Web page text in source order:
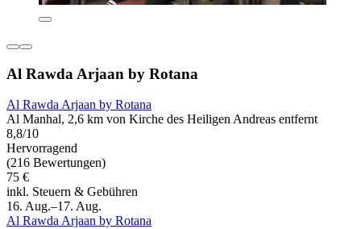
Al Rawda Arjaan by Rotana
Al Rawda Arjaan by Rotana
Al Manhal, 2,6 km von Kirche des Heiligen Andreas entfernt
8,8/10
Hervorragend
(216 Bewertungen)
75 €
inkl. Steuern & Gebühren
16. Aug.–17. Aug.
Al Rawda Arjaan by Rotana